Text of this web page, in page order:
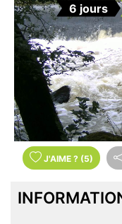
6 jours
J'AIME ? (5)